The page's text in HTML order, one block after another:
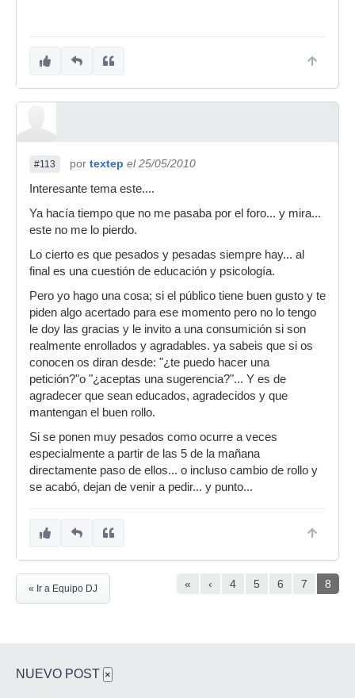
#113 por textep el 25/05/2010
Interesante tema este....
Ya hacía tiempo que no me pasaba por el foro... y mira...
este no me lo pierdo.
Lo cierto es que pesados y pesadas siempre hay... al
final es una cuestión de educación y psicología.
Pero yo hago una cosa; si el público tiene buen gusto y te
piden algo acertado para ese momento pero no lo tengo
le doy las gracias y le invito a una consumición si son
realmente enrollados y agradables. ya sabeis que si os
conocen os diran desde: "¿te puedo hacer una
petición?"o "¿aceptas una sugerencia?"... Y es de
agradecer que sean educados, agradecidos y que
mantengan el buen rollo.
Si se ponen muy pesados como ocurre a veces
especialmente a partir de las 5 de la mañana
directamente paso de ellos... o incluso cambio de rollo y
se acabó, dejan de venir a pedir... y punto...
« ‹ 4 5 6 7 8
« Ir a Equipo DJ
NUEVO POST ×